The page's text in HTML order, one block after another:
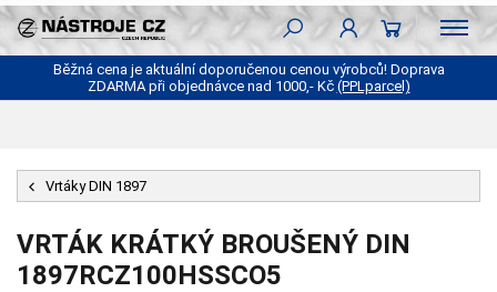
Běžná cena je aktuální doporučenou cenou výrobců! Doprava
ZDARMA při objednávce nad 1000,- Kč (PPLparcel)
Vrtáky DIN 1897
VRTÁK KRÁTKÝ BROUŠENÝ DIN
1897RCZ100HSSCO5